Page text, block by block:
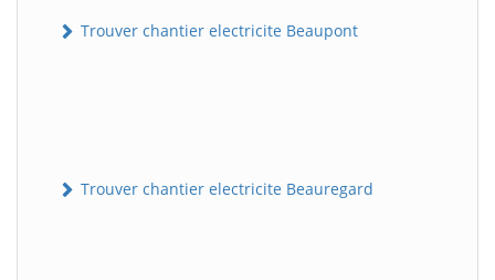
Trouver chantier electricite Beaupont
Trouver chantier electricite Beauregard